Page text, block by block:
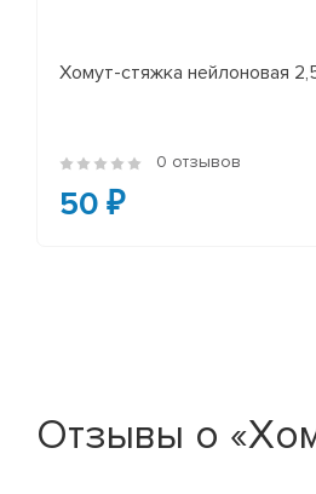
Хомут-стяжка нейлоновая
0 отзывов
50 ₽
Отзывы о